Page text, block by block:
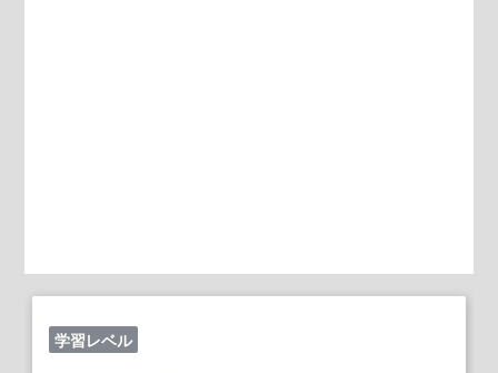
学習レベル